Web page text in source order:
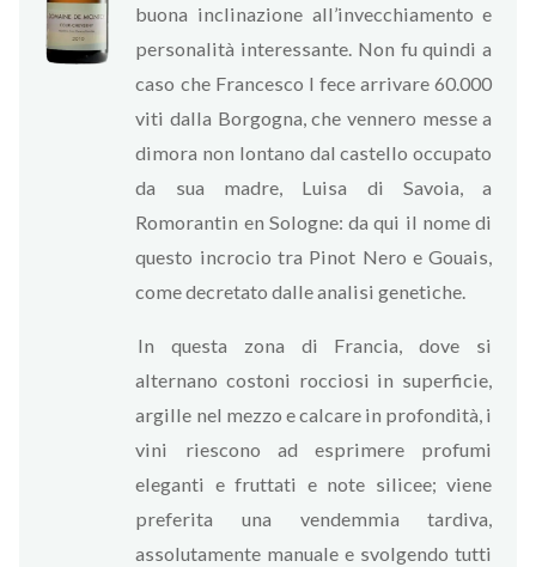
buona inclinazione all’invecchiamento e
personalità interessante. Non fu quindi a
caso che Francesco I fece arrivare 60.000
viti dalla Borgogna, che vennero messe a
dimora non lontano dal castello occupato
da sua madre, Luisa di Savoia, a
Romorantin en Sologne: da qui il nome di
questo incrocio tra Pinot Nero e Gouais,
come decretato dalle analisi genetiche.
In questa zona di Francia, dove si
alternano costoni rocciosi in superficie,
argille nel mezzo e calcare in profondità, i
vini riescono ad esprimere profumi
eleganti e fruttati e note silicee; viene
preferita una vendemmia tardiva,
assolutamente manuale e svolgendo tutti